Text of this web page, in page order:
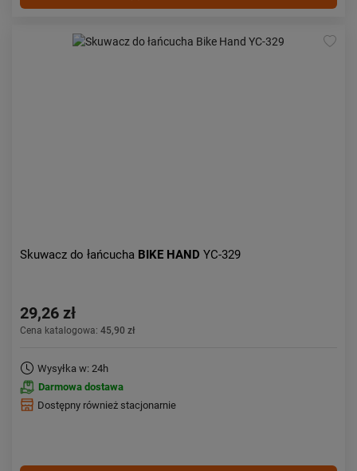
Skuwacz do łańcucha BIKE HAND YC-329
29,26 zł
Cena katalogowa: 45,90 zł
Wysyłka w: 24h
Darmowa dostawa
Dostępny również stacjonarnie